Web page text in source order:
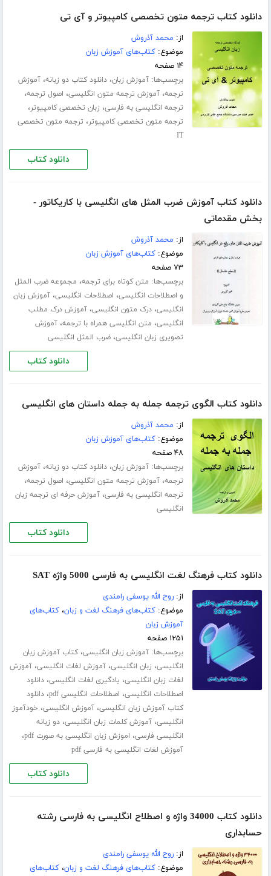
دانلود کتاب ترجمه متون تخصصی کامپیوتر و آی تی
از: محمد آذروش
موضوع:کتاب‌های آموزش زبان
۱۴ صفحه
برچسب‌ها:آموزش زبان،دانلود کتاب دو زبانه،آموزش
ترجمه،آموزش ترجمه متون انگلیسی، اصول ترجمه،
ترجمه انگلیسی به فارسی، زبان تخصصی کامپیوتر،
ترجمه متون تخصصی کامپیوتر، ترجمه متون تخصصی
IT
دانلود کتاب
دانلود کتاب آموزش ضرب المثل های انگلیسی با کاریکاتور -
بخش مقدماتی
از: محمد آذروش
موضوع:کتاب‌های آموزش زبان
۷۳ صفحه
برچسب‌ها: متن کوتاه برای ترجمه، مجموعه ضرب المثل
و اصطلاحات انگلیسی، اصطلاحات انگلیسی،آموزش زبان
انگلیسی،درک متون انگلیسی،آموزش درک مطلب
انگلیسی، متن انگلیسی همراه با ترجمه،آموزش
تصویری زبان انگلیسی،ضرب المثل انگلیسی
دانلود کتاب
دانلود کتاب الگوی ترجمه جمله به جمله داستان های انگلیسی
از: محمد آذروش
موضوع:کتاب‌های آموزش زبان
۴۸ صفحه
برچسب‌ها:آموزش زبان،دانلود کتاب دو زبانه،آموزش
ترجمه،آموزش ترجمه متون انگلیسی، اصول ترجمه،
ترجمه انگلیسی به فارسی،آموزش حرفه ای ترجمه زبان
انگلیسی
دانلود کتاب
دانلود کتاب فرهنگ لغت انگلیسی به فارسی 5000 واژه SAT
از:روح الله یوسفی رامندی
موضوع:کتاب‌های فرهنگ لغت و زبان،کتاب‌های
آموزش زبان
۱۲۵۱ صفحه
برچسب‌ها:آموزش زبان انگلیسی،کتاب آموزش زبان
انگلیسی، زبان انگلیسی،آموزش لغات انگلیسی،آموزش
لغات زبان انگلیسی، یادگیری لغات انگلیسی،دانلود
اصطلاحات انگلیسی، اصطلاحات انگلیسی pdf ،دانلود
کتاب آموزش زبان انگلیسی،آموزش انگلیسی، خودآموز
انگلیسی،آموزش کلمات زبان انگلیسی،دو زبانه
انگلیسی فارسی، اموزش زبان انگلیسی به صورت pdf ،
آموزش لغات انگلیسی به فارسی pdf
دانلود کتاب
دانلود کتاب 34000 واژه و اصطلاح انگلیسی به فارسی رشته
حسابداری
از:روح الله یوسفی رامندی
موضوع:کتاب‌های فرهنگ لغت و زبان،کتاب‌های